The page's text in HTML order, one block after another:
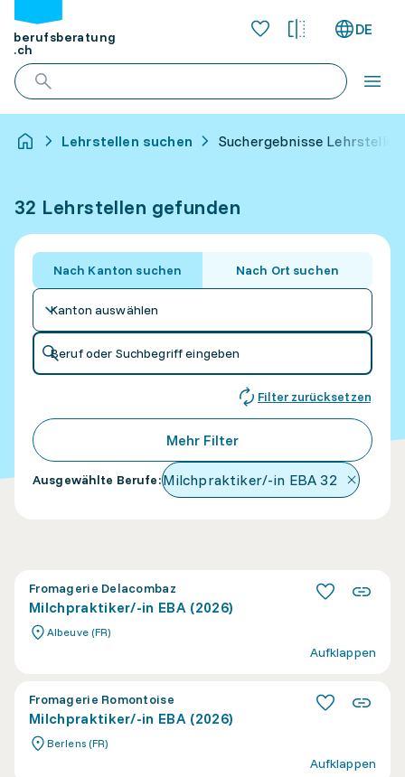
berufsberatung
.ch
DE
Lehrstellen suchen Suchergebnisse Lehrstellen
32 Lehrstellen gefunden
Nach Kanton suchen Nach Ort suchen
Kanton auswählen
Beruf oder Suchbegriff eingeben
Filter zurücksetzen
Mehr Filter
Ausgewählte Berufe:Milchpraktiker/-in EBA 32
Fromagerie Delacombaz
Milchpraktiker/-in EBA (2026)
Albeuve (FR)
Aufklappen
Fromagerie Romontoise
Milchpraktiker/-in EBA (2026)
Berlens (FR)
Aufklappen